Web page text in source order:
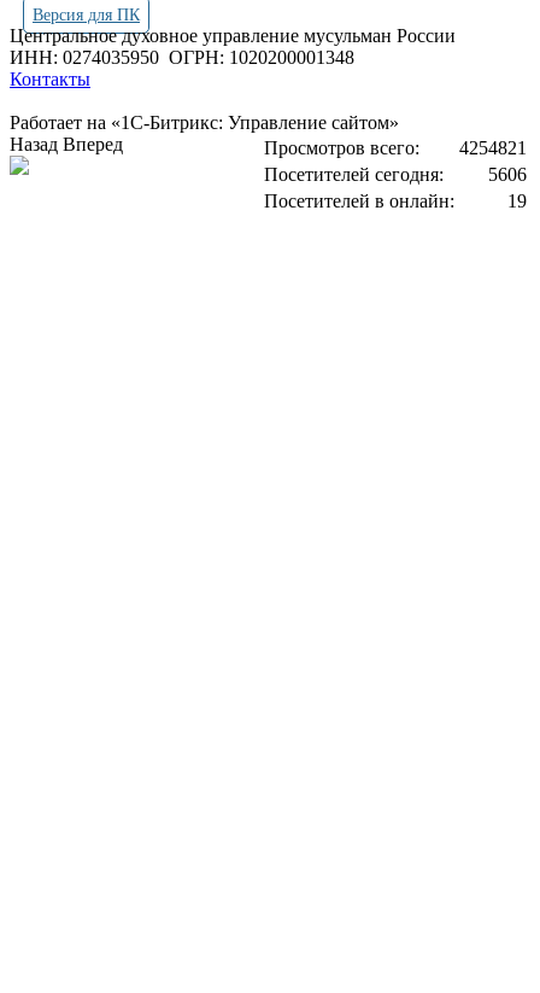
Версия для ПК
Центральное духовное управление мусульман России
ИНН: 0274035950 ОГРН: 1020200001348
Контакты
Работает на «1С-Битрикс: Управление сайтом»
Просмотров всего:
4254821
Посетителей сегодня:
5606
Посетителей в онлайн:
19
Назад Вперед